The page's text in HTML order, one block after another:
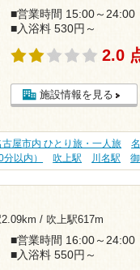
■営業時間 15:00～24:00
■入浴料 530円～
2.0
施設情報を見る
古屋市内 ひとり旅・一人旅
以内）
吹上駅 川名駅
/ 吹上駅617m
■営業時間 16:00～24:00
■入浴料 550円～